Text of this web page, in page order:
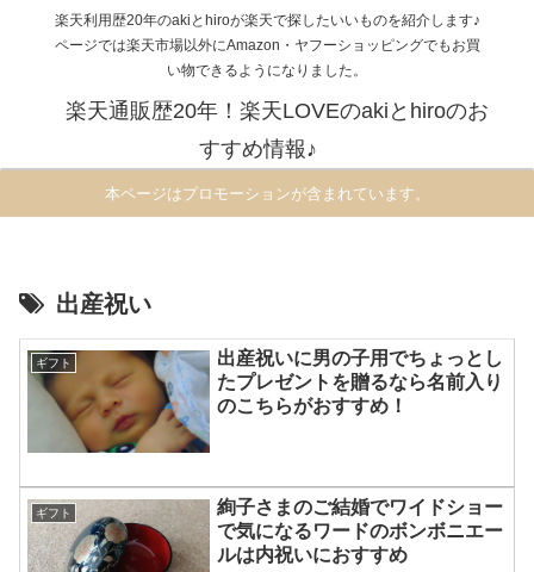
楽天利用歴20年のakiとhiroが楽天で探したいいものを紹介します♪
ページでは楽天市場以外にAmazon・ヤフーショッピングでもお買
い物できるようになりました。
楽天通販歴20年！楽天LOVEのakiとhiroのお
すすめ情報♪
本ページはプロモーションが含まれています。
出産祝い
ギフト
出産祝いに男の子用でちょっとし
たプレゼントを贈るなら名前入り
のこちらがおすすめ！
ギフト
絢子さまのご結婚でワイドショー
で気になるワードのボンボニエー
ルは内祝いにおすすめ